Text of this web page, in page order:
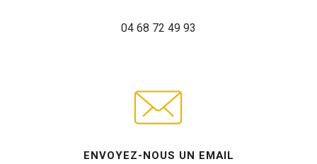
04 68 72 49 93
ENVOYEZ-NOUS UN EMAIL